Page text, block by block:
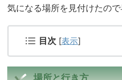
気になる場所を見付けたので
目次 [表示]
場所と行き方